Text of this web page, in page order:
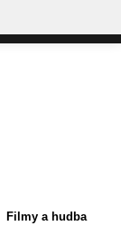
Filmy a hudba